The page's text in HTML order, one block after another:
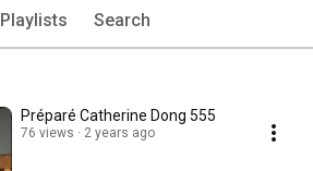
Playlists Search
Préparé Catherine Dong 555
76 views 2 years ago